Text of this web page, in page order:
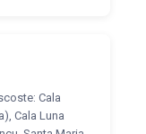
Cala
Cala Luna